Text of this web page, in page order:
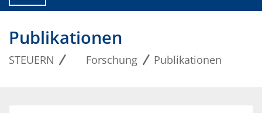
Publikationen
STEUERN Forschung Publikationen